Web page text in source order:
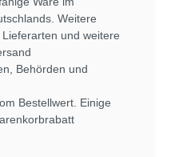
Weitere
und weitere
Behörden und
Bestellwert. Einige